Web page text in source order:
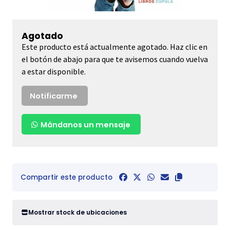
Agotado
Este producto está actualmente agotado. Haz clic en
el botón de abajo para que te avisemos cuando vuelva
a estar disponible.
Notificarme
Mándanos un mensaje
Compartir este producto
Mostrar stock de ubicaciones